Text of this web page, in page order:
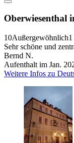
Oberwiesenthal
10Außergewöhnlich
Sehr schöne und
Bernd N.
Aufenthalt im Jan.
Weitere Infos zu